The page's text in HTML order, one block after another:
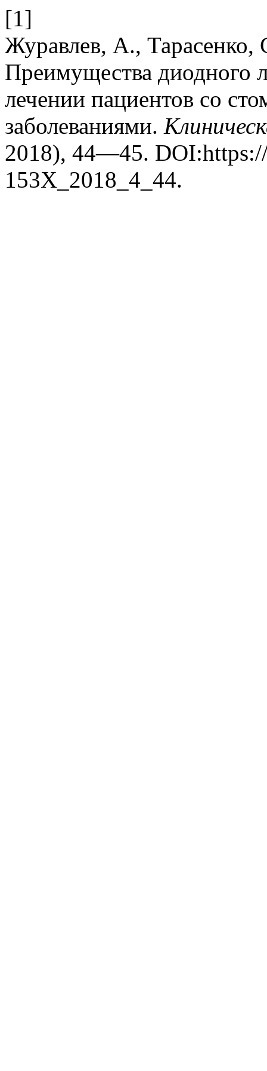
[1]
Журавлев, А.,
Преимущества диодного
лечении пациентов со
заболеваниями.
2018), 44—45.
153X_2018_4_44.